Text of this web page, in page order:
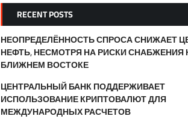
RECENT POSTS
НЕОПРЕДЕЛЁННОСТЬ СПРОСА СНИЖАЕТ
НЕФТЬ, НЕСМОТРЯ НА РИСКИ СНАБЖЕНИЯ
БЛИЖНЕМ ВОСТОКЕ
ЦЕНТРАЛЬНЫЙ БАНК ПОДДЕРЖИВАЕТ
ИСПОЛЬЗОВАНИЕ КРИПТОВАЛЮТ ДЛЯ
МЕЖДУНАРОДНЫХ РАСЧЕТОВ